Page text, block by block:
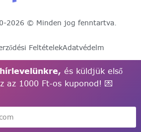
2026 © Minden jog fenntartva.
FeltételekAdatvédelm
és küldjük első
az 1000 Ft-os kuponod! 💌